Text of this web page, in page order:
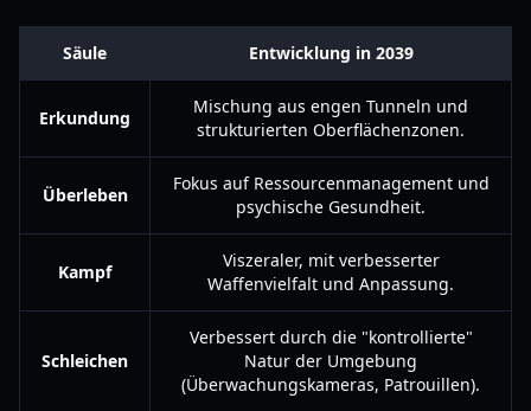
Säule Entwicklung in 2039
Erkundung
Mischung aus engen Tunneln und
strukturierten Oberflächenzonen.
Überleben
Fokus auf Ressourcenmanagement und
psychische Gesundheit.
Kampf
Viszeraler, mit verbesserter
Waffenvielfalt und Anpassung.
Schleichen
Verbessert durch die "kontrollierte"
Natur der Umgebung
(Überwachungskameras, Patrouillen).